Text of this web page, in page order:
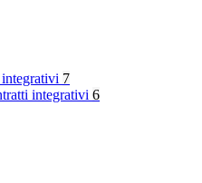
7
integrativi 6